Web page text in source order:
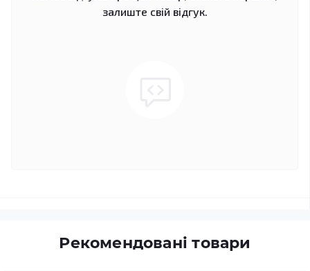
залиште свій відгук.
Рекомендовані товари